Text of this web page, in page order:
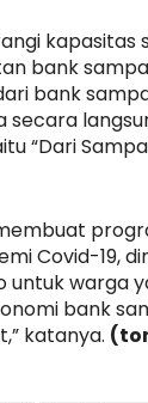
kapasitas
bank
bank
secara
“Dari
Covid-19,
untuk warga
bank
katanya.